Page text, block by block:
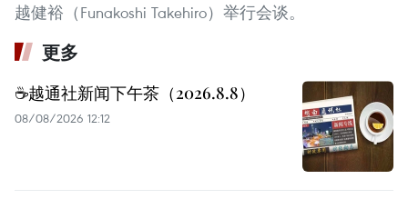
越健裕（Funakoshi Takehiro）举行会谈。
更多
☕️越通社新闻下午茶（2026.8.8）
08/08/2026 12:12